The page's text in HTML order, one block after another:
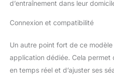
d’entraînement dans leur
Connexion et compatibilité
Un autre point fort de ce
application dédiée. Cela permet
en temps réel et d’ajuster ses